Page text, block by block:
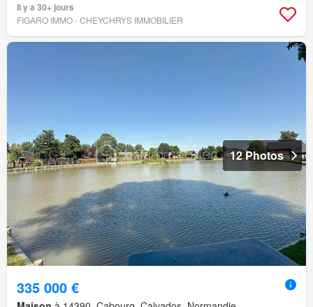
Il y a 30+ jours
FIGARO IMMO - CHEYCHRYS IMMOBILIER
12 Photos
335 000 €